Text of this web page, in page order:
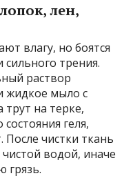
лен,
влагу, но боятся
сильного трения.
раствор
жидкое мыло с
на терке,
геля,
После чистки ткань
водой, иначе
грязь.